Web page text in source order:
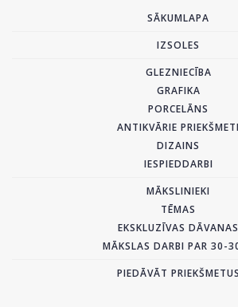
SĀKUMLAPA
IZSOLES
GLEZNIECĪBA
GRAFIKA
PORCELĀNS
ANTIKVĀRIE PRIEKŠMETI
DIZAINS
IESPIEDDARBI
MĀKSLINIEKI
TĒMAS
EKSKLUZĪVAS DĀVANAS
MĀKSLAS DARBI PAR 30-
PIEDĀVĀT PRIEKŠMETUS